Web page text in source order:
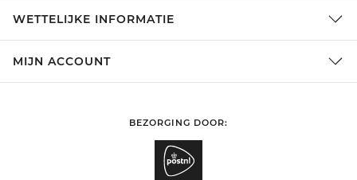
WETTELIJKE INFORMATIE
MIJN ACCOUNT
BEZORGING DOOR: